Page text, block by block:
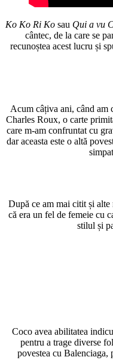
Ko Ko Ri Ko sau Qui a vu
cântec, de la care se
recunoștea acest lucru și
Acum câțiva ani, când am
Charles Roux, o carte
care m-am confruntat cu
dar aceasta este o altă
După ce am mai citit și
că era un fel de femeie cu
stilul și
Coco avea abilitatea
pentru a trage diverse
povestea cu Balenciaga,